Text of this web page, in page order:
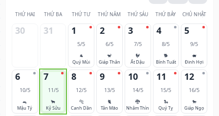
THỨ HAI THỨ BA THỨ TƯ THỨ NĂM THỨ SÁU THỨ BẢY CHỦ NHẬT
30 31 1
5/5
🐐
Quý Mùi
2
6/5
🐒
Giáp Thân
3
7/5
🐓
Ất Dậu
4
8/5
🐕
Bính Tuất
5
9/5
🐖
Đinh Hợi
6
10/5
🐀
Mậu Tý
7
11/5
🐂
Kỷ Sửu
8
12/5
🐅
Canh Dần
9
13/5
🐈
Tân Mão
10
14/5
🐉
Nhâm Thìn
11
15/5
🐍
Quý Tỵ
12
16/5
🐎
Giáp Ngọ